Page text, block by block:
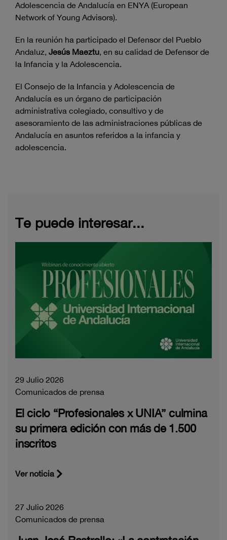
Adolescencia de Andalucía en ENYA (European
Network of Young Advisors).
En la reunión ha participado el Defensor del Pueblo
Andaluz, Jesús Maeztu, en su calidad de Defensor de
la Infancia y la Adolescencia.
El Consejo de la Infancia y Adolescencia de
Andalucía es un órgano de participación
administrativa colegiado, consultivo y de
asesoramiento de las administraciones públicas de
Andalucía en asuntos referidos a la infancia y
adolescencia.
Te puede interesar...
29 Julio 2026
Comunicados de prensa
El ciclo “Profesionales x UNIA” culmina
su primera edición con más de 1.500
inscritos
Ver noticia
27 Julio 2026
Comunicados de prensa